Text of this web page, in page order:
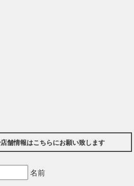
舗情報はこちらにお願い致します
名前